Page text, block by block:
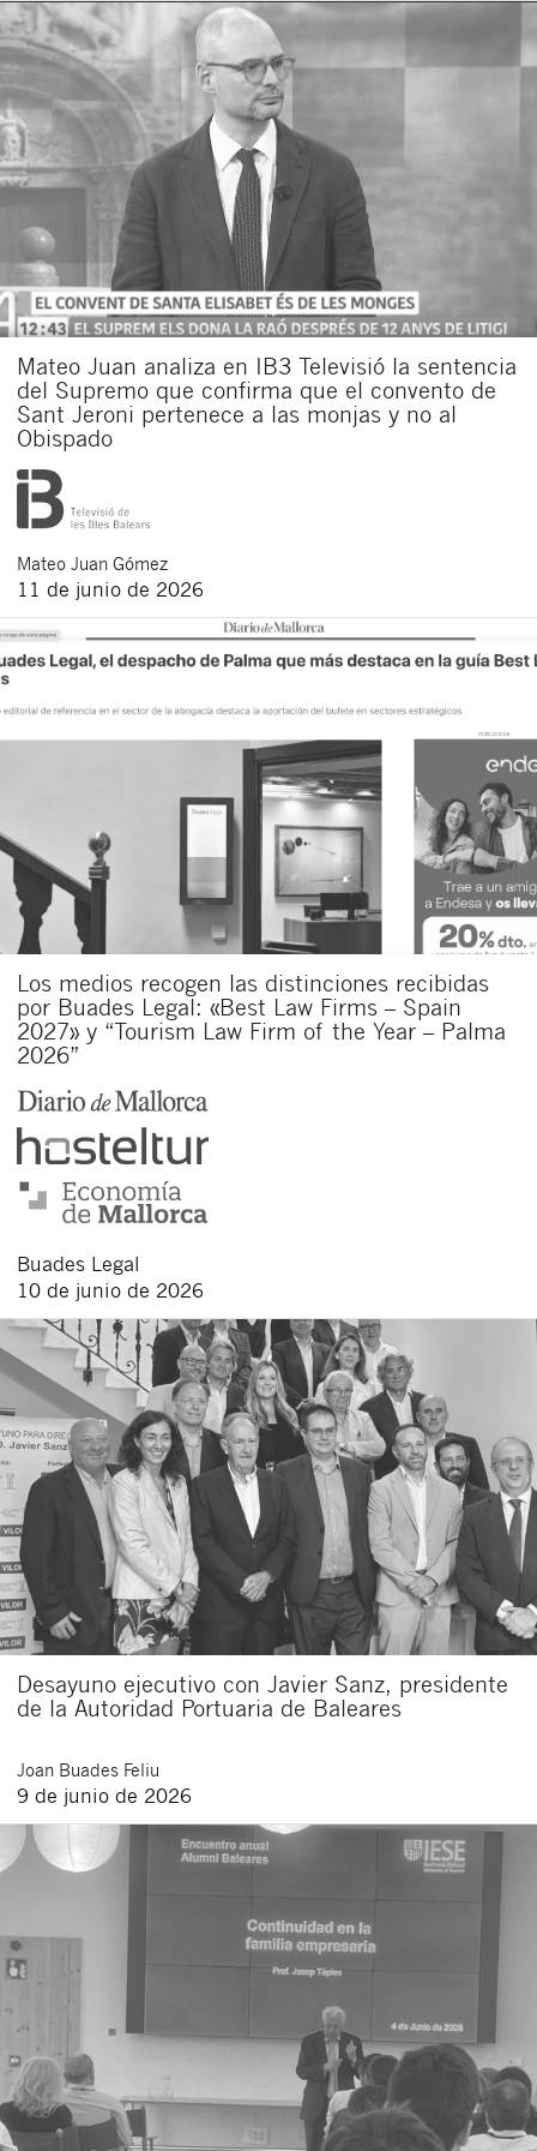
Mateo Juan analiza en IB3 Televisió la sentencia
del Supremo que confirma que el convento de
Sant Jeroni pertenece a las monjas y no al
Obispado
Mateo Juan Gómez
11 de junio de 2026
Los medios recogen las distinciones recibidas
por Buades Legal: «Best Law Firms – Spain
2027» y “Tourism Law Firm of the Year – Palma
2026”
Buades Legal
10 de junio de 2026
Desayuno ejecutivo con Javier Sanz, presidente
de la Autoridad Portuaria de Baleares
Joan Buades Feliu
9 de junio de 2026
Acepto recibir comunicaciones sobre nuevos
artículos legales.
Acepto
las
condiciones
legales
Al pulsar el botón de envío manifiesta haber leído la siguiente
información básica sobre privacidad : El responsable del tratamiento
es Buades Legal S.L. La finalidad es la atención a su solicitud. Tiene
derecho a acceder, rectificar y suprimir los datos, así como otros
derechos como se explica en lapolítica de privacidad de nuestra web